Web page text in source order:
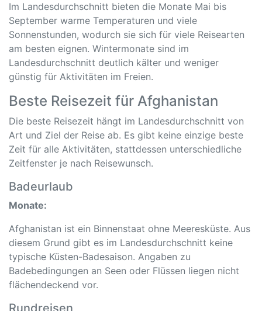
Im Landesdurchschnitt bieten die Monate Mai bis
September warme Temperaturen und viele
Sonnenstunden, wodurch sie sich für viele Reisearten
am besten eignen. Wintermonate sind im
Landesdurchschnitt deutlich kälter und weniger
günstig für Aktivitäten im Freien.
Beste Reisezeit für Afghanistan
Die beste Reisezeit hängt im Landesdurchschnitt von
Art und Ziel der Reise ab. Es gibt keine einzige beste
Zeit für alle Aktivitäten, stattdessen unterschiedliche
Zeitfenster je nach Reisewunsch.
Badeurlaub
Monate:
Afghanistan ist ein Binnenstaat ohne Meeresküste. Aus
diesem Grund gibt es im Landesdurchschnitt keine
typische Küsten-Badesaison. Angaben zu
Badebedingungen an Seen oder Flüssen liegen nicht
flächendeckend vor.
Rundreisen